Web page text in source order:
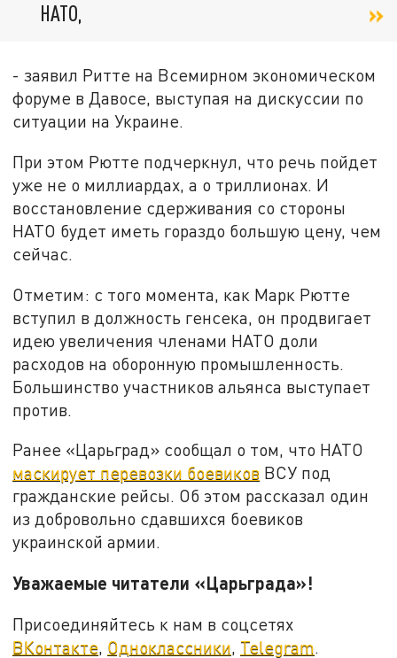
НАТО,
- заявил Ритте на Всемирном экономическом
форуме в Давосе, выступая на дискуссии по
ситуации на Украине.
При этом Рютте подчеркнул, что речь пойдет
уже не о миллиардах, а о триллионах. И
восстановление сдерживания со стороны
НАТО будет иметь гораздо большую цену, чем
сейчас.
Отметим: с того момента, как Марк Рютте
вступил в должность генсека, он продвигает
идею увеличения членами НАТО доли
расходов на оборонную промышленность.
Большинство участников альянса выступает
против.
Ранее «Царьград» сообщал о том, что НАТО
маскирует перевозки боевиков ВСУ под
гражданские рейсы. Об этом рассказал один
из добровольно сдавшихся боевиков
украинской армии.
Уважаемые читатели «Царьграда»!
Присоединяйтесь к нам в соцсетях
ВКонтакте, Одноклассники, Telegram.